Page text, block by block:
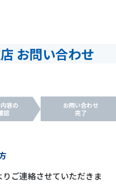
お問い合わせ
容の
認
お問い合わせ
完了
ご連絡させていただきま